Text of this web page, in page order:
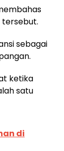
tersebut.
sebagai
ketika
satu
di